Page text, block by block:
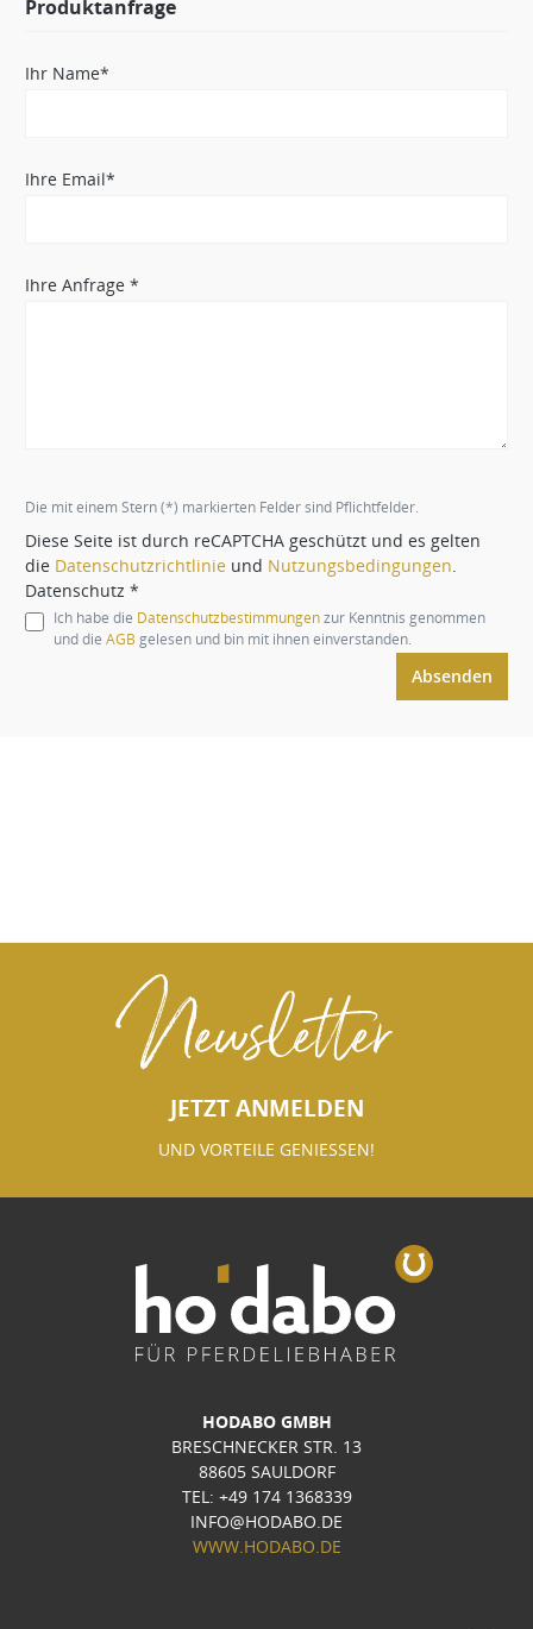
Produktanfrage
Ihr Name*
Ihre Email*
Ihre Anfrage *
Die mit einem Stern (*) markierten Felder sind Pflichtfelder.
Diese Seite ist durch reCAPTCHA geschützt und es gelten
die Datenschutzrichtlinie und Nutzungsbedingungen.
Datenschutz *
Ich habe die Datenschutzbestimmungenzur Kenntnis genommen
und die AGB gelesen und bin mit ihnen einverstanden.
Absenden
Newsletter
JETZT ANMELDEN
UND VORTEILE GENIESSEN!
HODABO GMBH
BRESCHNECKER STR. 13
88605 SAULDORF
TEL: +49 174 1368339
INFO@HODABO.DE
WWW.HODABO.DE